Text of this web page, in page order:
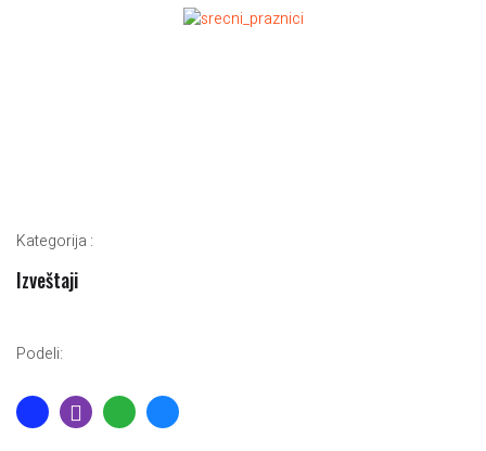
Kategorija :
Izveštaji
Podeli: